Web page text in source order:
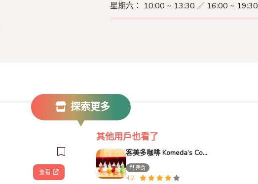
星期六： 10:00 ~ 13:30 ／ 16:00 ~ 19:30
探索更多
查看
其他用戶也看了
客美多咖啡 Komeda‘s Coffee - 台南小北店
美食
4.2